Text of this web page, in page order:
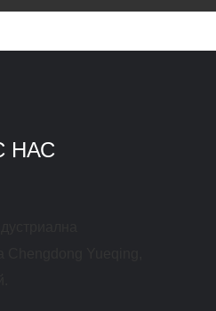
НАС